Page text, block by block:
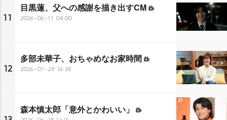
11
目黒蓮、父への感謝を描き出すCM
2026-06-11 04:00
12
多部未華子、おちゃめなお家時間
2026-07-29 16:38
森本慎太郎「意外とかわいい」